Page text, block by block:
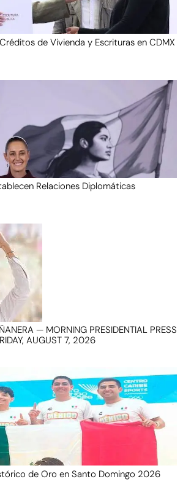
de Vivienda y Escrituras en CDMX
Relaciones Diplomáticas
— MORNING PRESIDENTIAL PRESS
AUGUST 7, 2026
de Oro en Santo Domingo 2026